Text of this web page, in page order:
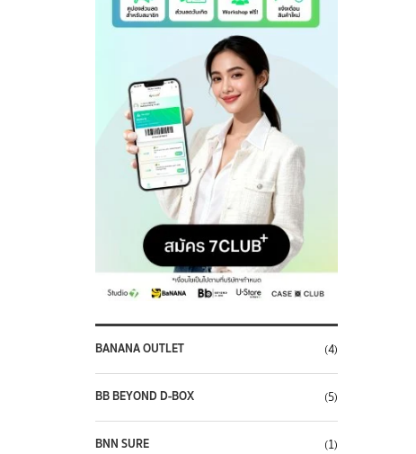
BANANA OUTLET (4)
BB BEYOND D-BOX (5)
BNN SURE (1)